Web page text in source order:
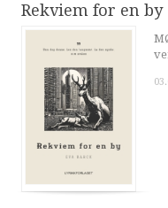
Rekviem for en by